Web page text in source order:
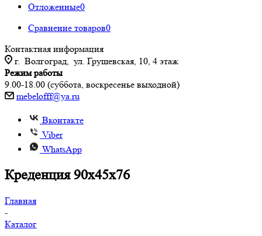
Отложенные0
Сравнение товаров0
Контактная информация
г. Волгоград, ул. Грушевская, 10, 4 этаж
Режим работы
9.00-18.00 (суббота, воскресенье выходной)
mebelofff@ya.ru
Вконтакте
Viber
WhatsApp
Креденция 90x45x76
Главная
-
Каталог